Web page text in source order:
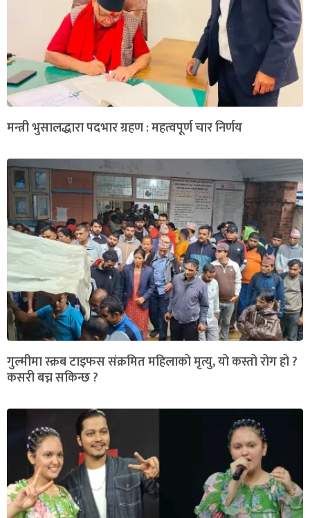
मन्त्री भुसालद्धारा पदभार ग्रहण : महत्वपूर्ण चार निर्णय
गुल्मीमा स्क्रब टाइफस संक्रमित महिलाको मृत्यु, यो कस्तो रोग हो ?
कसरी बच्न सकिन्छ ?